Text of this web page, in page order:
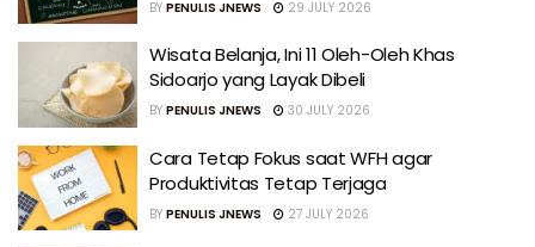
BY PENULIS JNEWS 29 JULY 2026
Wisata Belanja, Ini 11 Oleh-Oleh Khas
Sidoarjo yang Layak Dibeli
BY PENULIS JNEWS 30 JULY 2026
Cara Tetap Fokus saat WFH agar
Produktivitas Tetap Terjaga
BY PENULIS JNEWS 27 JULY 2026